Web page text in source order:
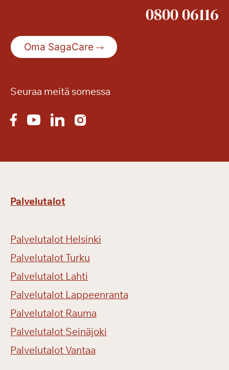
s
0800 06116
Oma SagaCare
Seuraa meitä somessa
Palvelutalot
Palvelutalot Helsinki
Palvelutalot Turku
Palvelutalot Lahti
Palvelutalot Lappeenranta
Palvelutalot Rauma
Palvelutalot Seinäjoki
Palvelutalot Vantaa